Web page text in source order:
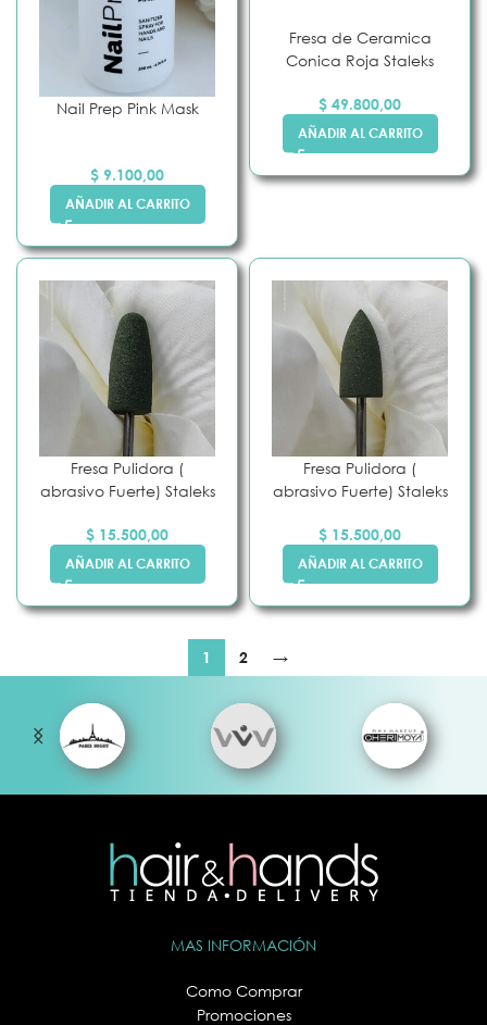
Nail Prep Pink Mask
$ 9.100,00
AÑADIR AL CARRITO
Fresa de Ceramica
Conica Roja Staleks
$ 49.800,00
AÑADIR AL CARRITO
Fresa Pulidora (
abrasivo Fuerte) Staleks
$ 15.500,00
AÑADIR AL CARRITO
Fresa Pulidora (
abrasivo Fuerte) Staleks
$ 15.500,00
AÑADIR AL CARRITO
1 2 →
MAS INFORMACIÓN
Como Comprar
Promociones